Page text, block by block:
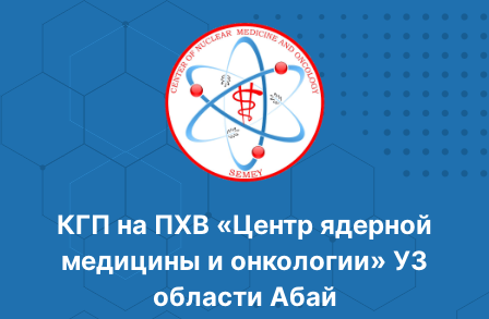
КГП на ПХВ «Центр ядерной
медицины и онкологии» УЗ
области Абай